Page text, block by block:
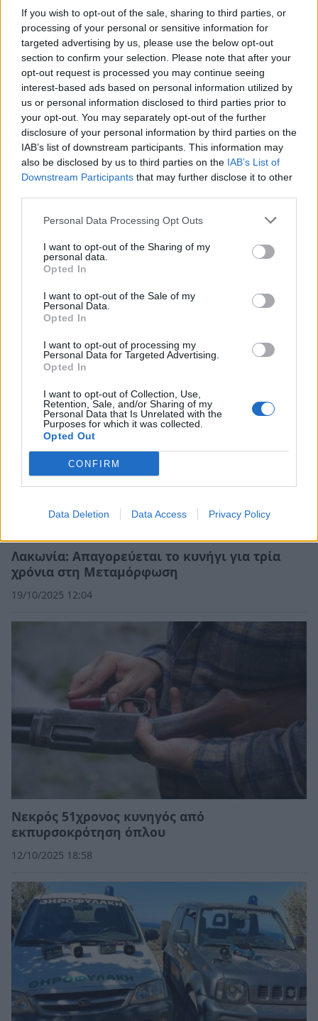
If you wish to opt-out of the sale, sharing to third parties, or
processing of your personal or sensitive information for
targeted advertising by us, please use the below opt-out
section to confirm your selection. Please note that after your
opt-out request is processed you may continue seeing
interest-based ads based on personal information utilized by
us or personal information disclosed to third parties prior to
your opt-out. You may separately opt-out of the further
disclosure of your personal information by third parties on the
IAB’s list of downstream participants. This information may
also be disclosed by us to third parties on the IAB’s List of
Downstream Participants that may further disclose it to other
Personal Data Processing Opt Outs
I want to opt-out of the Sharing of my
personal data.
Opted In
I want to opt-out of the Sale of my
Personal Data.
Opted In
I want to opt-out of processing my
Personal Data for Targeted Advertising.
Opted In
I want to opt-out of Collection, Use,
Retention, Sale, and/or Sharing of my
Personal Data that Is Unrelated with the
Purposes for which it was collected.
Opted Out
CONFIRM
Data Deletion Data Access Privacy Policy
Ηράκλειο: Θρήνος για τον 27χρονο Στέλιο που
σκοτώθηκε ενώ είχε πάει για κυνήγι
10/01/2026 18:05
Καστοριά: Επίθεση από αγριογούρουνο σε
ηλικιωμένο κυνηγό κοντά στο Πευκόφυτο
Λακωνία: Απαγορεύεται το κυνήγι για τρία
χρόνια στη Μεταμόρφωση
19/10/2025 12:04
Νεκρός 51χρονος κυνηγός από
εκπυρσοκρότηση όπλου
12/10/2025 18:58